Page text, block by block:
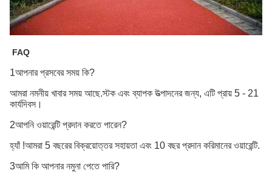
FAQ
1আপনার প্রসবের সময় কি?
আমরা নমনীয় খাবার সময় আছে.স্টক এবং ব্যাপক উত্পাদনের জন্য, এটি প্রায় 5 - 21
কার্যদিবস।
2আপনি ওয়ারেন্টি প্রদান করতে পারেন?
হ্যাঁ !আমরা 5 বছরের বিক্রয়োত্তর সহায়তা এবং 10 বছর প্রদান করিমানের ওয়ারেন্টি.
3আমি কি আপনার নমুনা পেতে পারি?